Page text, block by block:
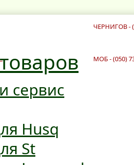
ЧЕРНИГОВ -
сервис
Husq
St
МОБ - (050)